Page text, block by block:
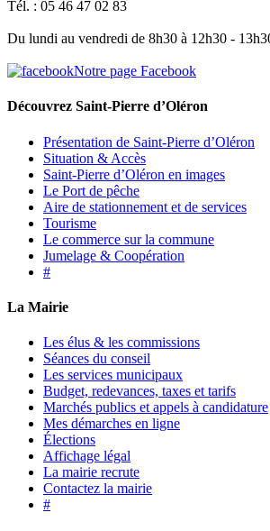
Tél. : 05 46 47 02 83
Du lundi au vendredi de 8h30 à 12h30 -
Notre page Facebook
Découvrez Saint-Pierre d’Oléron
Présentation de Saint-Pierre d’Oléron
Situation & Accès
Saint-Pierre d’Oléron en images
Le Port de pêche
Aire de stationnement et de services
Tourisme
Le commerce sur la commune
Jumelage & Coopération
#
La Mairie
Les élus & les commissions
Séances du conseil
Les services municipaux
Budget, redevances, taxes et tarifs
Marchés publics et appels à candidature
Mes démarches en ligne
Élections
Affichage légal
La mairie recrute
Contactez la mairie
#